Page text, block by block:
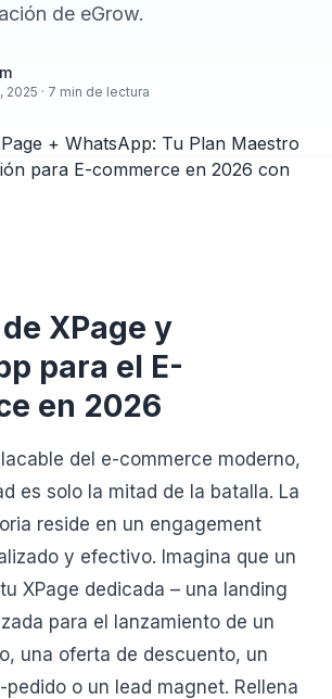
de eGrow.
· 7 min de lectura
XPage y
para el E-
en 2026
del e-commerce moderno,
es solo la mitad de la batalla. La
reside en un engagement
y efectivo. Imagina que un
XPage dedicada – una landing
para el lanzamiento de un
una oferta de descuento, un
o un lead magnet. Rellena